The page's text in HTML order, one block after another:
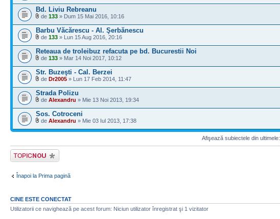
Bd. Liviu Rebreanu
de 133 » Dum 15 Mai 2016, 10:16
Barbu Văcărescu - Al. Şerbănescu
de 133 » Lun 15 Aug 2016, 20:16
Reteaua de troleibuz refacuta pe bd. Bucurestii Noi
de 133 » Mar 14 Noi 2017, 10:12
Str. Buzeşti - Cal. Berzei
de Dr2005 » Lun 17 Feb 2014, 11:47
Strada Polizu
de Alexandru » Mie 13 Noi 2013, 19:34
Sos. Cotroceni
de Alexandru » Mie 03 Iul 2013, 17:38
Afişează subiectele din ultimele:
Scrie un subiect
nou
Înapoi la Prima pagină
CINE ESTE CONECTAT
Utilizatorii ce navighează pe acest forum: Niciun utilizator înregistrat şi 1 vizitator